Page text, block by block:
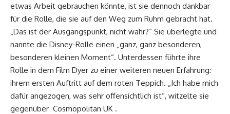
etwas Arbeit gebrauchen könnte, ist sie dennoch dankbar
für die Rolle, die sie auf den Weg zum Ruhm gebracht hat.
„Das ist der Ausgangspunkt, nicht wahr?“ Sie überlegte und
nannte die Disney-Rolle einen „ganz, ganz besonderen,
besonderen kleinen Moment“. Unterdessen führte ihre
Rolle in dem Film Dyer zu einer weiteren neuen Erfahrung:
ihrem ersten Auftritt auf dem roten Teppich. „Ich habe mich
dafür angezogen, was sehr offensichtlich ist“, witzelte sie
gegenüber Cosmopolitan UK .